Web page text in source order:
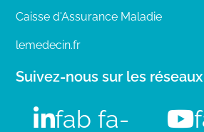
Caisse d'Assurance Maladie
lemedecin.fr
Suivez-nous sur les réseaux
fab fa-